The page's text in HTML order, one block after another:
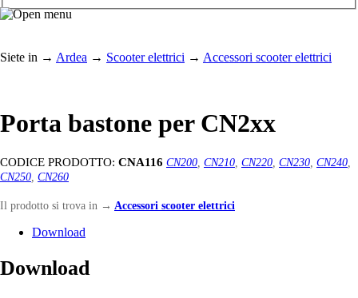
Siete in → Ardea → Scooter elettrici → Accessori scooter elettrici
Porta bastone per CN2xx
CODICE PRODOTTO: CNA116 CN200 CN210 CN220 CN230 CN240
CN250 CN260
Il prodotto si trova in → Accessori scooter elettrici
Download
Download